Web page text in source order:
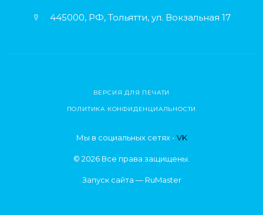
445000, РФ, Тольятти, ул. Вокзальная 17
ВЕРСИЯ ДЛЯ ПЕЧАТИ
ПОЛИТИКА КОНФИДЕНЦИАЛЬНОСТИ
Мы в социальных сетях -VK
© 2026 Все права защищены.
Запуск сайта — RuMaster